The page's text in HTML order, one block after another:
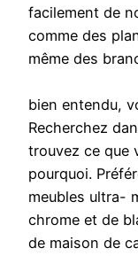
facilement de
comme des
même des
bien entendu,
Recherchez
trouvez ce que
pourquoi.
meubles ultra-
chrome et de
de maison de